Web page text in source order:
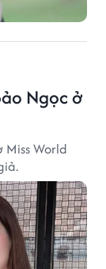
Ngọc ở
World